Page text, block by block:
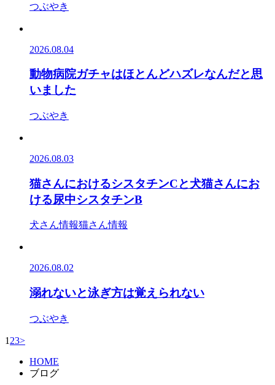
つぶやき
2026.08.04
動物病院ガチャはほとんどハズレなんだと思
いました
つぶやき
2026.08.03
猫さんにおけるシスタチンCと犬猫さんにお
ける尿中シスタチンB
犬さん情報猫さん情報
2026.08.02
溺れないと泳ぎ方は覚えられない
つぶやき
1 23>
HOME
ブログ